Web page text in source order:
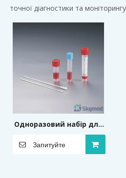
точної діагностики та моніторингу
Одноразовий набір для
відбору та збереження
зразків вірусів
Запитуйте